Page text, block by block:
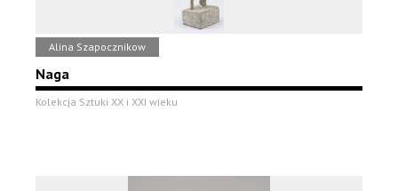
Alina Szapocznikow
Naga
Kolekcja Sztuki XX i XXI wieku